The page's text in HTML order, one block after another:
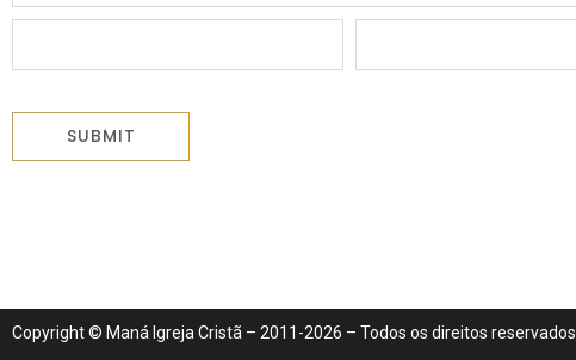
Copyright © Maná Igreja Cristã – 2011-2026 – Todos os direitos reservados